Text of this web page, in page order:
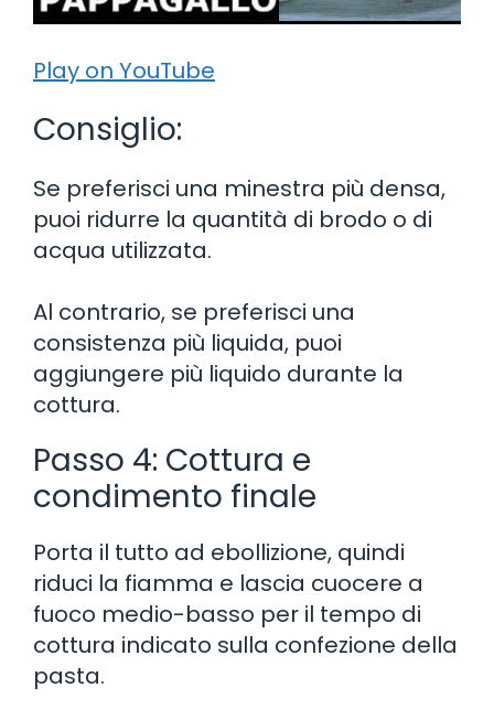
Play on YouTube
Consiglio:
Se preferisci una minestra più densa,
puoi ridurre la quantità di brodo o di
acqua utilizzata.
Al contrario, se preferisci una
consistenza più liquida, puoi
aggiungere più liquido durante la
cottura.
Passo 4: Cottura e
condimento finale
Porta il tutto ad ebollizione, quindi
riduci la fiamma e lascia cuocere a
fuoco medio-basso per il tempo di
cottura indicato sulla confezione della
pasta.